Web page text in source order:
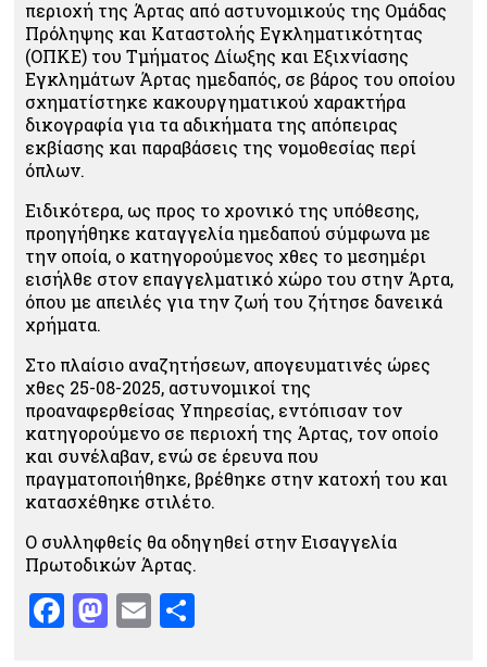
περιοχή της Άρτας από αστυνομικούς της Ομάδας
Πρόληψης και Καταστολής Εγκληματικότητας
(ΟΠΚΕ) του Τμήματος Δίωξης και Εξιχνίασης
Εγκλημάτων Άρτας ημεδαπός, σε βάρος του οποίου
σχηματίστηκε κακουργηματικού χαρακτήρα
δικογραφία για τα αδικήματα της απόπειρας
εκβίασης και παραβάσεις της νομοθεσίας περί
όπλων.
Ειδικότερα, ως προς το χρονικό της υπόθεσης,
προηγήθηκε καταγγελία ημεδαπού σύμφωνα με
την οποία, ο κατηγορούμενος χθες το μεσημέρι
εισήλθε στον επαγγελματικό χώρο του στην Άρτα,
όπου με απειλές για την ζωή του ζήτησε δανεικά
χρήματα.
Στο πλαίσιο αναζητήσεων, απογευματινές ώρες
χθες 25-08-2025, αστυνομικοί της
προαναφερθείσας Υπηρεσίας, εντόπισαν τον
κατηγορούμενο σε περιοχή της Άρτας, τον οποίο
και συνέλαβαν, ενώ σε έρευνα που
πραγματοποιήθηκε, βρέθηκε στην κατοχή του και
κατασχέθηκε στιλέτο.
Ο συλληφθείς θα οδηγηθεί στην Εισαγγελία
Πρωτοδικών Άρτας.
Facebook
Mastodon
Email